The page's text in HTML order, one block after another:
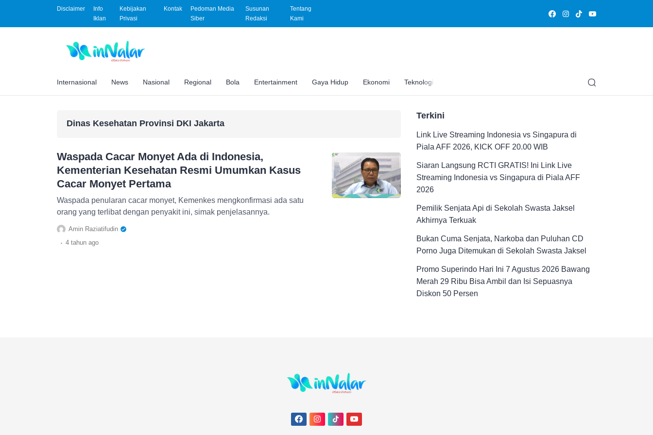
Disclaimer
Info
Iklan
Kebijakan
Privasi
Kontak
Pedoman Media
Siber
Susunan
Redaksi
Tentang
Kami
Internasional News Nasional Regional Bola Entertainment Gaya Hidup Ekonomi Teknologi Edukasi
Dinas Kesehatan Provinsi DKI Jakarta
Waspada Cacar Monyet Ada di Indonesia,
Kementerian Kesehatan Resmi Umumkan Kasus
Cacar Monyet Pertama
Waspada penularan cacar monyet, Kemenkes mengkonfirmasi ada satu
orang yang terlibat dengan penyakit ini, simak penjelasannya.
Amin Raziatifudin
. 4 tahun ago
Terkini
Link Live Streaming Indonesia vs Singapura di
Piala AFF 2026, KICK OFF 20.00 WIB
Siaran Langsung RCTI GRATIS! Ini Link Live
Streaming Indonesia vs Singapura di Piala AFF
2026
Pemilik Senjata Api di Sekolah Swasta Jaksel
Akhirnya Terkuak
Bukan Cuma Senjata, Narkoba dan Puluhan CD
Porno Juga Ditemukan di Sekolah Swasta Jaksel
Promo Superindo Hari Ini 7 Agustus 2026 Bawang
Merah 29 Ribu Bisa Ambil dan Isi Sepuasnya
Diskon 50 Persen